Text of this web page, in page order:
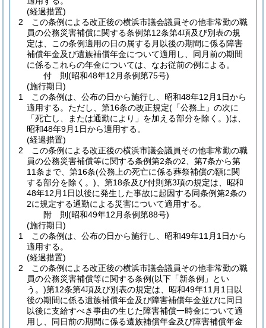
(経過措置)
2
この条例による改正後の横浜市議会議員その他非常勤の職
員の公務災害補償に関する条例第12条第4項及び別表の規
定は、この条例適用の日の属する月以後の期間に係る障害
補償年金及び遺族補償年金について適用し、同月前の期間
に係るこれらの年金については、なお従前の例による。
付 則(昭和48年12月条例第75号)
(施行期日)
1
この条例は、公布の日から施行し、昭和48年12月1日から
適用する。 ただし、第16条の改正規定(「公務上」の次に
「死亡し、または通勤により」を加える部分を除く。)は、
昭和48年9月1日から適用する。
(経過措置)
2
この条例による改正後の横浜市議会議員その他非常勤の職
員の公務災害補償等に関する条例第2条の2、第7条から第
11条まで、第16条(公務上の死亡に係る葬祭補償の額に関
する部分を除く。) 、第18条及び付則第3項の規定は、昭和
48年12月1日以後に発生した事故に起因する同条例第2条の
2に規定する通勤による災害について適用する。
附 則(昭和49年12月条例第88号)
(施行期日)
1
この条例は、公布の日から施行し、昭和49年11月1日から
適用する。
(経過措置)
2
この条例による改正後の横浜市議会議員その他非常勤の職
員の公務災害補償等に関する条例(以下「新条例」とい
う。)第12条第4項及び別表の規定は、昭和49年11月1日以
後の期間に係る遺族補償年金及び障害補償年金並びに同日
以後に支給すべき事由の生じた障害補償一時金について適
用し、同日前の期間に係る遺族補償年金及び障害補償年金